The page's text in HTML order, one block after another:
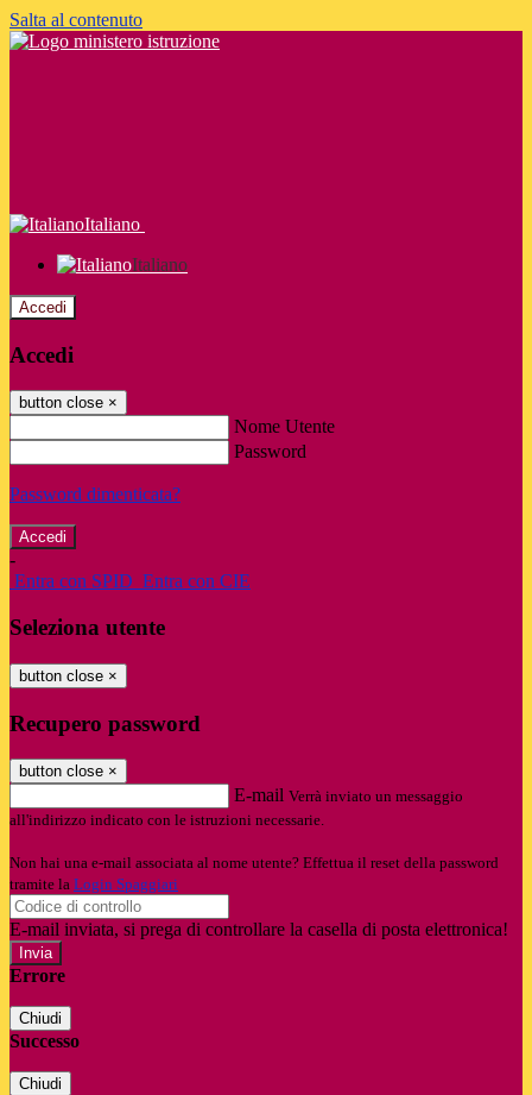
Salta al contenuto
Italiano
Italiano
Accedi
Accedi
button close ×
Nome Utente
Password
Password dimenticata?
-
Entra con SPID Entra con CIE
Seleziona utente
button close ×
Recupero password
button close ×
E-mail Verrà inviato un messaggio
all'indirizzo indicato con le istruzioni necessarie.
Non hai una e-mail associata al nome utente? Effettua il reset della password
tramite la Login Spaggiari
E-mail inviata, si prega di controllare la casella di posta elettronica!
Errore
Chiudi
Successo
Chiudi